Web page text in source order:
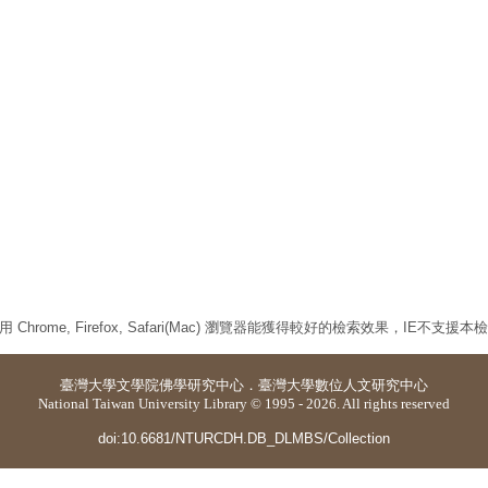
Chrome, Firefox, Safari(Mac) 瀏覽器能獲得較好的檢索效果，IE不支援本檢
臺灣大學文學院佛學研究中心 ． 臺灣大學數位人文研究中心
National Taiwan University Library © 1995 - 2026. All rights reserved
doi:10.6681/NTURCDH.DB_DLMBS/Collection